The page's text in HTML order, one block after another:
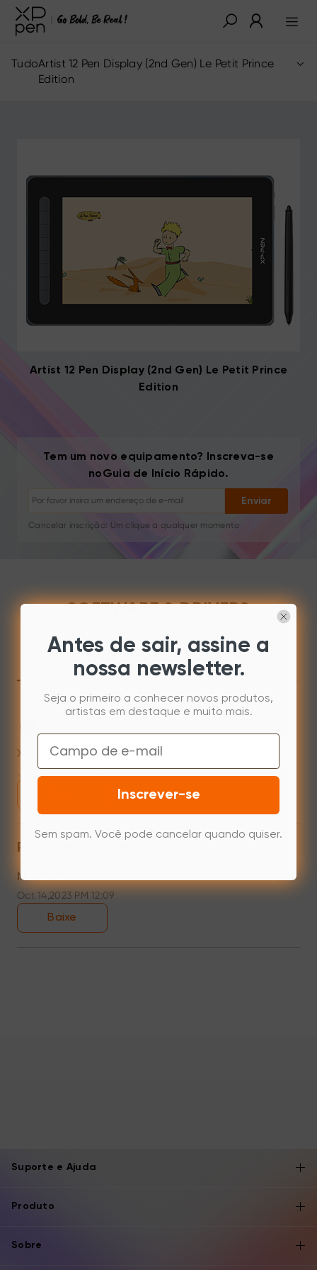
TudoArtist 12 Pen Display (2nd Gen) Le Petit Prince
Edition
Artist 12 Pen Display (2nd Gen) Le Petit Prince
Edition
Tem um novo equipamento? Inscreva-se
noGuia de Início Rápido.
Enviar
Novos lançamentos e ofertas
Histórias de artistas e inspiração
Seu e-mail é usado apenas para o conteúdo solicitado
Cancelar inscrição: Um clique a qualquer momento
SOFTWARE & DRIVERS
Windows Linux
XPPenMac_3.4.14_240125
Jan 25,2024 PM 17:38
Previous versions
Mac10.10
Oct 14,2023 PM 12:09
Baixe
Suporte e Ajuda
Produto
Sobre
Antes de sair, assine a
nossa newsletter.
Seja o primeiro a conhecer novos produtos,
artistas em destaque e muito mais.
Email
Inscrever-se
Sem spam. Você pode cancelar quando quiser.